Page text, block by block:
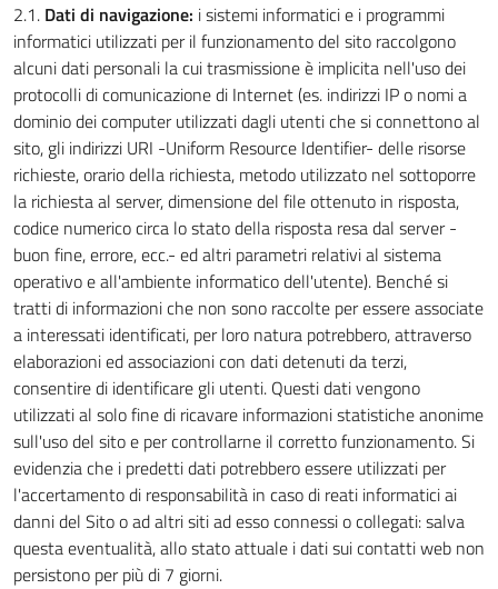
2.1. Dati di navigazione: i sistemi informatici e i programmi
informatici utilizzati per il funzionamento del sito raccolgono
alcuni dati personali la cui trasmissione è implicita nell'uso dei
protocolli di comunicazione di Internet (es. indirizzi IP o nomi a
dominio dei computer utilizzati dagli utenti che si connettono al
sito, gli indirizzi URI -Uniform Resource Identifier- delle risorse
richieste, orario della richiesta, metodo utilizzato nel sottoporre
la richiesta al server, dimensione del file ottenuto in risposta,
codice numerico circa lo stato della risposta resa dal server -
buon fine, errore, ecc.- ed altri parametri relativi al sistema
operativo e all'ambiente informatico dell'utente). Benché si
tratti di informazioni che non sono raccolte per essere associate
a interessati identificati, per loro natura potrebbero, attraverso
elaborazioni ed associazioni con dati detenuti da terzi,
consentire di identificare gli utenti. Questi dati vengono
utilizzati al solo fine di ricavare informazioni statistiche anonime
sull'uso del sito e per controllarne il corretto funzionamento. Si
evidenzia che i predetti dati potrebbero essere utilizzati per
l'accertamento di responsabilità in caso di reati informatici ai
danni del Sito o ad altri siti ad esso connessi o collegati: salva
questa eventualità, allo stato attuale i dati sui contatti web non
persistono per più di 7 giorni.